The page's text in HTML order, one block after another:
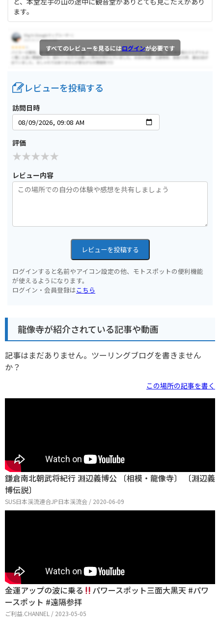
ます。
すべてのレビューを見るにはログインが必要です
レビューを投稿する
訪問日時
評価
レビュー内容
レビューを投稿する
ログインすると名前やアイコン設定の他、モトスポットの便利機能
が使えるようになります。
ログイン・会員登録はこちら
龍像寺が紹介されている記事や動画
記事はまだありません。ツーリングブログを書きません
か？
この場所の記事を書く
鎌倉南北朝武将紀行 淵辺義博公 〔相模・龍像寺〕 〔淵辺義
博伝説〕
SUS日本渓流連合JP日本渓流会 / 2020-06-09
金運アップの波に乗る
パワースポット三面大黒天 #パワ
ースポット #遠隔参拝
ご利益.CHANNEL / 2023-05-05